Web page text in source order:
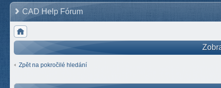
CAD Help Fórum
Zpět na pokročilé hledání